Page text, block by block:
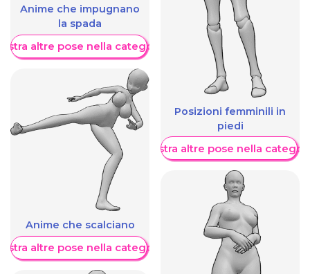
Anime che impugnano
la spada
altre pose nella categoria
Anime che scalciano
altre pose nella categoria
Posizioni femminili in
piedi
Mostra altre pose nella